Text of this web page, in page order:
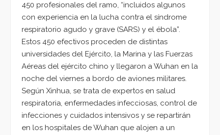
450 profesionales del ramo, “incluidos algunos
con experiencia en la lucha contra el síndrome
respiratorio agudo y grave (SARS) y el ébola”.
Estos 450 efectivos proceden de distintas
universidades del Ejército, la Marina y las Fuerzas
Aéreas del ejército chino y llegaron a Wuhan en la
noche del viernes a bordo de aviones militares.
Según Xinhua, se trata de expertos en salud
respiratoria, enfermedades infecciosas, control de
infecciones y cuidados intensivos y se repartirán
en los hospitales de Wuhan que alojen a un